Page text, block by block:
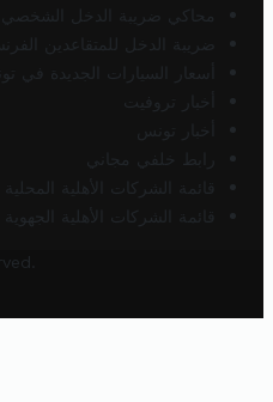
محاكي ضريبة الدخل الشخصي
ضريبة الدخل للمتقاعدين
أسعار السيارات الجديدة في
أخبار تروفيت
أخبار تونس
رابط خلفي مجاني
قائمة الشركات الأهلية المحلية
قائمة الشركات الأهلية الجهوية